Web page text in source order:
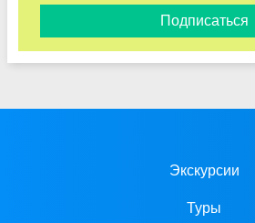
Подписаться
Экскурсии
Туры